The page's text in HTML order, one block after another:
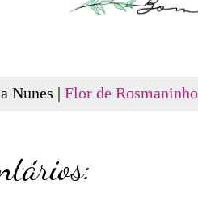
Nunes | Flor de